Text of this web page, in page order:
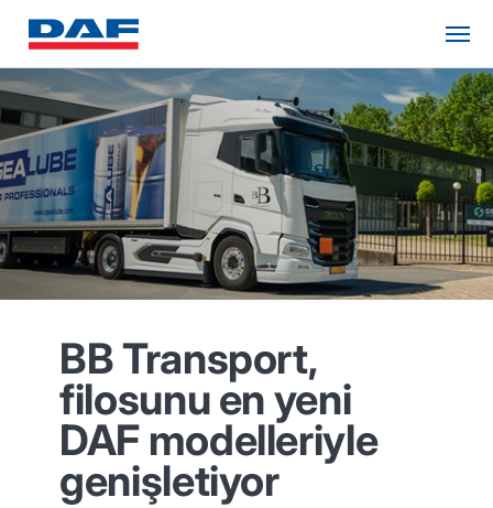
BB Transport,
filosunu en yeni
DAF modelleriyle
genişletiyor